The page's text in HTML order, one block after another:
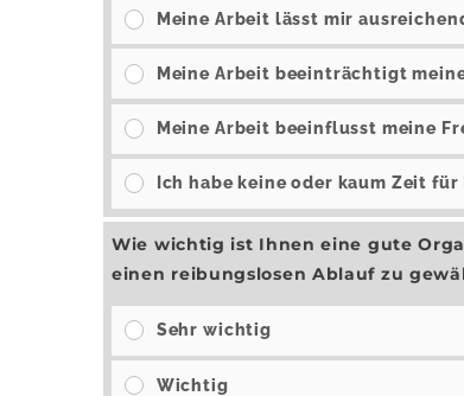
Meine Arbeit lässt mir
Meine Arbeit beeinträchtigt
Meine Arbeit beeinflusst meine
Ich habe keine oder kaum Zeit
Wie wichtig ist Ihnen eine gute
einen reibungslosen Ablauf zu
Sehr wichtig
Wichtig